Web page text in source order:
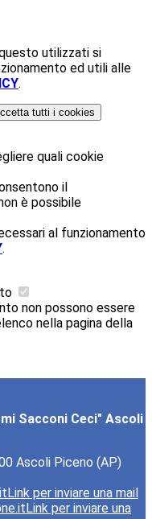
utilizzati si
ed utili alle
.
tutti i cookies
quali cookie
il
è possibile
al funzionamento
.
non possono essere
nella pagina della
Sacconi Ceci" Ascoli
Ascoli Piceno (AP)
Link per inviare una mail
Link per inviare una